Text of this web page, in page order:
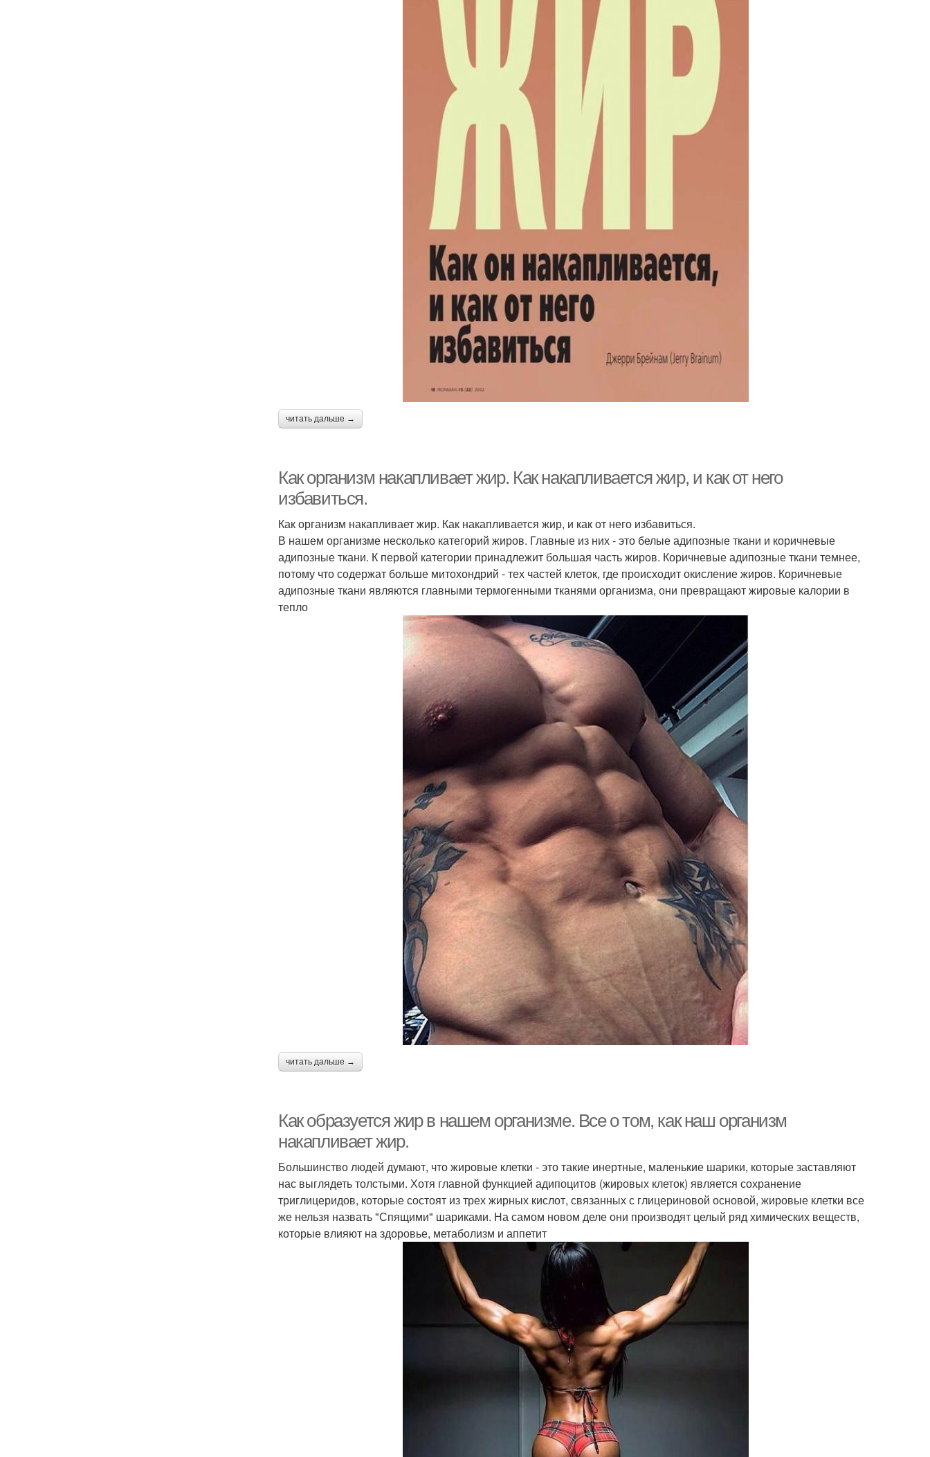
читать дальше →
Как организм накапливает жир. Как накапливается жир, и как от него
избавиться.
Как организм накапливает жир. Как накапливается жир, и как от него избавиться.
В нашем организме несколько категорий жиров. Главные из них - это белые адипозные ткани и коричневые
адипозные ткани. К первой категории принадлежит большая часть жиров. Коричневые адипозные ткани темнее,
потому что содержат больше митохондрий - тех частей клеток, где происходит окисление жиров. Коричневые
адипозные ткани являются главными термогенными тканями организма, они превращают жировые калории в
тепло
читать дальше →
Как образуется жир в нашем организме. Все о том, как наш организм
накапливает жир.
Большинство людей думают, что жировые клетки - это такие инертные, маленькие шарики, которые заставляют
нас выглядеть толстыми. Хотя главной функцией адипоцитов (жировых клеток) является сохранение
триглицеридов, которые состоят из трех жирных кислот, связанных с глицериновой основой, жировые клетки все
же нельзя назвать "Спящими" шариками. На самом новом деле они производят целый ряд химических веществ,
которые влияют на здоровье, метаболизм и аппетит